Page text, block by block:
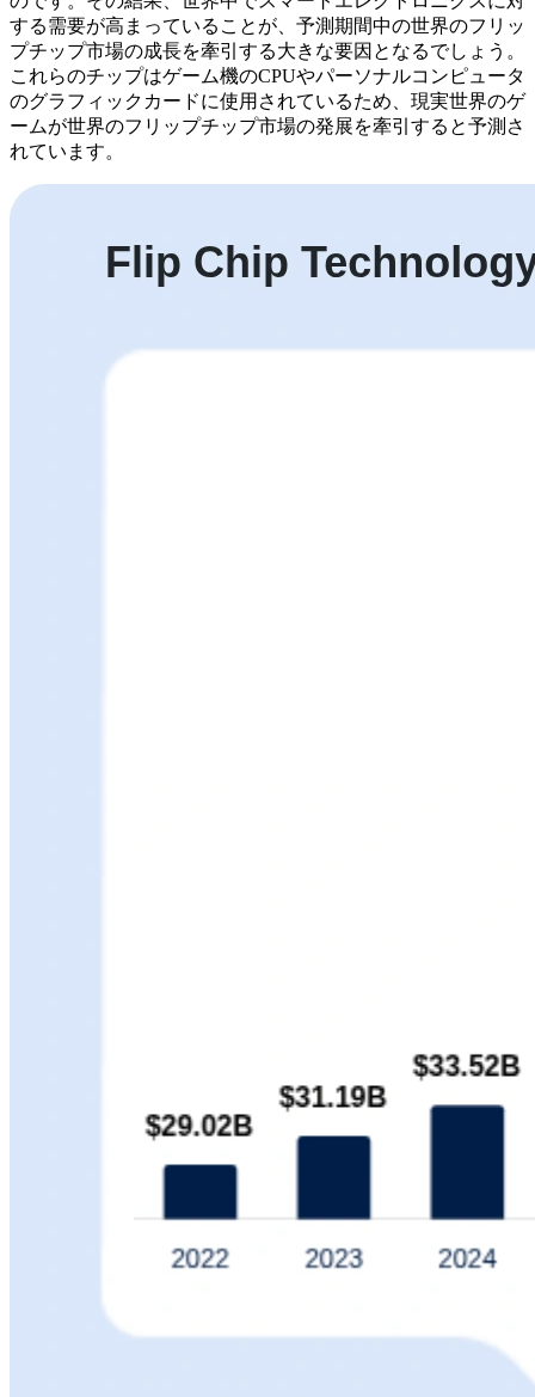
する需要が高まっていることが、予測期間中の世界のフリッ
プチップ市場の成長を牽引する大きな要因となるでしょう。
これらのチップはゲーム機のCPUやパーソナルコンピュータ
のグラフィックカードに使用されているため、現実世界のゲ
ームが世界のフリップチップ市場の発展を牽引すると予測さ
れています。